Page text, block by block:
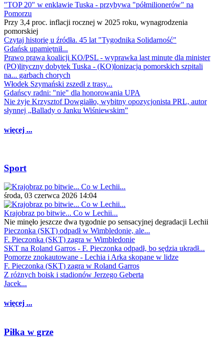
"TOP 20" w enklawie Tuska - przybywa "półmilionerów" na
Pomorzu
Przy 3,4 proc. inflacji rocznej w 2025 roku, wynagrodzenia
pomorskiej
Czytaj historię u źródła. 45 lat "Tygodnika Solidarność"
Gdańsk upamiętnił...
Prawo prawa koalicji KO/PSL - wyprawka last minute dla minister
(PO)lityczny dobytek Tuska - (KO)lonizacja pomorskich szpitali
na... garbach chorych
Włodek Szymański zszedł z trasy...
Gdańscy radni: "nie" dla honorowania UPA
Nie żyje Krzysztof Dowgiałło, wybitny opozycjonista PRL, autor
słynnej „Ballady o Janku Wiśniewskim”
więcej ...
Sport
środa, 03 czerwca 2026 14:04
Krajobraz po bitwie... Co w Lechii...
Nie minęło jeszcze dwa tygodnie po sensacyjnej degradacji Lechii
Pieczonka (SKT) odpadł w Wimbledonie, ale...
F. Pieczonka (SKT) zagra w Wimbledonie
SKT na Roland Garros - F. Pieczonka odpadł, bo sędzia ukradł...
Pomorze znokautowane - Lechia i Arka skopane w lidze
F. Pieczonka (SKT) zagra w Roland Garros
Z różnych boisk i stadionów Jerzego Geberta
Jacek...
więcej ...
Piłka w grze